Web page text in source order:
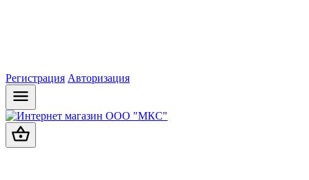
Регистрация Авторизация